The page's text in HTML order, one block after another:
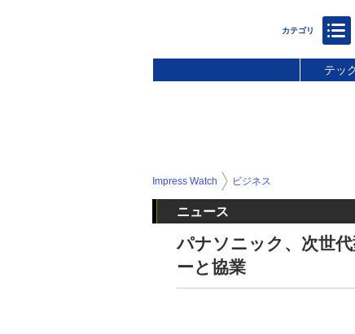
テッ
Impress Watch ビジネス
ニュース
パナソニック、次世
ーと協業